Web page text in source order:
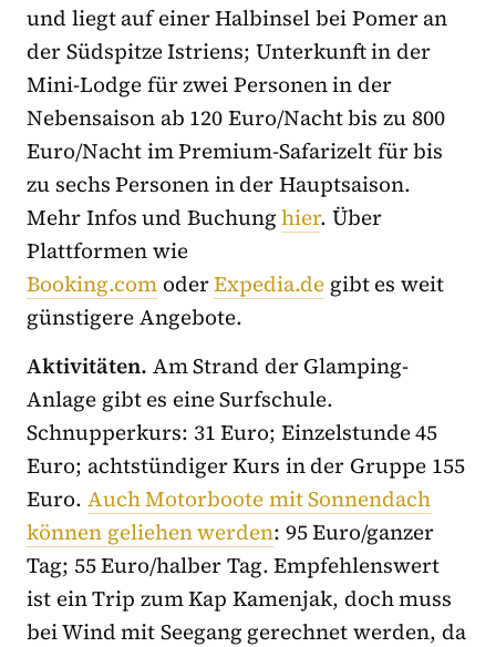
und liegt auf einer Halbinsel bei Pomer an
der Südspitze Istriens; Unterkunft in der
Mini-Lodge für zwei Personen in der
Nebensaison ab 120 Euro/Nacht bis zu 800
Euro/Nacht im Premium-Safarizelt für bis
zu sechs Personen in der Hauptsaison.
Mehr Infos und Buchunghier. Über
Plattformen wie
Booking.com oderExpedia.de gibt es weit
günstigere Angebote.
Aktivitäten. Am Strand der Glamping-
Anlage gibt es eine Surfschule.
Schnupperkurs: 31 Euro; Einzelstunde 45
Euro; achtstündiger Kurs in der Gruppe 155
Euro. Auch Motorboote mit Sonnendach
können geliehen werden: 95 Euro/ganzer
Tag; 55 Euro/halber Tag. Empfehlenswert
ist ein Trip zum Kap Kamenjak, doch muss
bei Wind mit Seegang gerechnet werden, da